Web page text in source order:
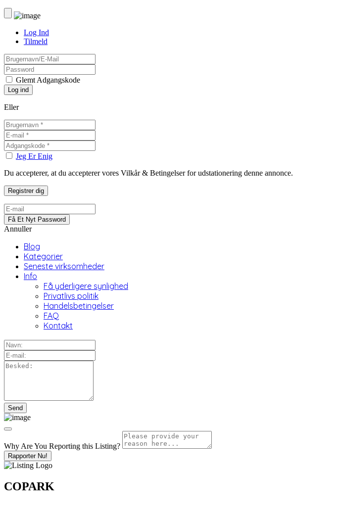
Log Ind
Tilmeld
Glemt Adgangskode
Eller
Jeg Er Enig
Du accepterer, at du accepterer vores Vilkår & Betingelser for udstationering denne annonce.
Annuller
Blog
Kategorier
Seneste virksomheder
Info
Få yderligere synlighed
Privatlivs politik
Handelsbetingelser
FAQ
Kontakt
Why Are You Reporting this Listing?
Rapporter Nu!
COPARK